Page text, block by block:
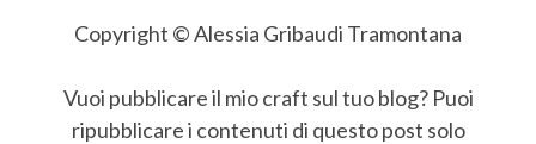
Copyright © Alessia Gribaudi Tramontana
Vuoi pubblicare il mio craft sul tuo blog? Puoi
ripubblicare i contenuti di questo post solo